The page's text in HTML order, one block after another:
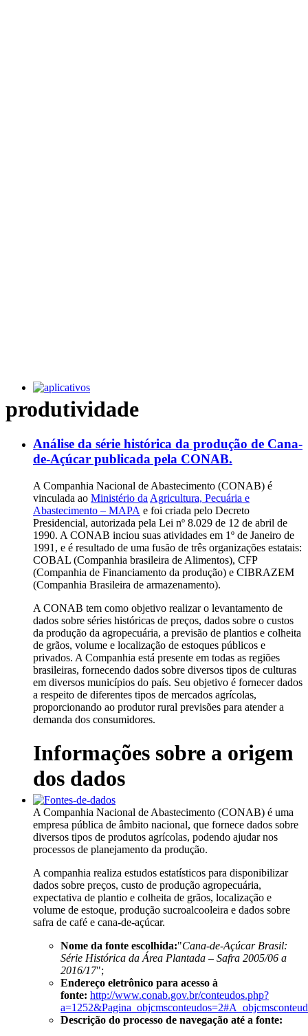
produtividade
Análise da série histórica da produção de Cana-
de-Açúcar publicada pela CONAB.
A Companhia Nacional de Abastecimento (CONAB) é
vinculada ao Ministério da Agricultura, Pecuária e
Abastecimento – MAPA e foi criada pelo Decreto
Presidencial, autorizada pela Lei nº 8.029 de 12 de abril de
1990. A CONAB inciou suas atividades em 1º de Janeiro de
1991, e é resultado de uma fusão de três organizações estatais:
COBAL (Companhia brasileira de Alimentos), CFP
(Companhia de Financiamento da produção) e CIBRAZEM
(Companhia Brasileira de armazenamento).
A CONAB tem como objetivo realizar o levantamento de
dados sobre séries históricas de preços, dados sobre o custos
da produção da agropecuária, a previsão de plantios e colheita
de grãos, volume e localização de estoques públicos e
privados. A Companhia está presente em todas as regiões
brasileiras, fornecendo dados sobre diversos tipos de culturas
em diversos municípios do país. Seu objetivo é fornecer dados
a respeito de diferentes tipos de mercados agrícolas,
proporcionando ao produtor rural previsões para atender a
demanda dos consumidores.
Informações sobre a origem
dos dados
A Companhia Nacional de Abastecimento (CONAB) é uma
empresa pública de âmbito nacional, que fornece dados sobre
diversos tipos de produtos agrícolas, podendo ajudar nos
processos de planejamento da produção.
A companhia realiza estudos estatísticos para disponibilizar
dados sobre preços, custo de produção agropecuária,
expectativa de plantio e colheita de grãos, localização e
volume de estoque, produção sucroalcooleira e dados sobre
safra de café e cana-de-açúcar.
Nome da fonte escolhida:"Cana-de-Açúcar Brasil:
Série Histórica da Área Plantada – Safra 2005/06 a
2016/17";
Endereço eletrônico para acesso à
fonte: http://www.conab.gov.br/conteudos.php?
Descrição do processo de navegação até a fonte: